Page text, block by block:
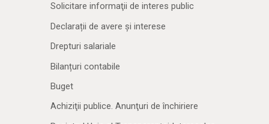
Solicitare informaţii de interes public
Declarații de avere și interese
Drepturi salariale
Bilanțuri contabile
Buget
Achiziţii publice. Anunţuri de închiriere